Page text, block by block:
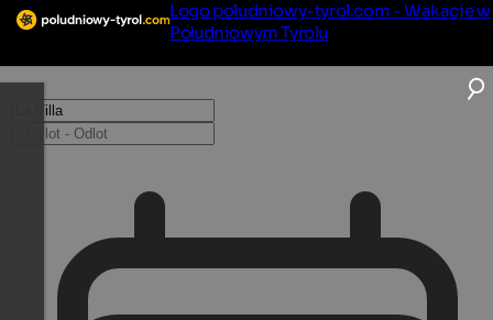
Logo poludniowy-tyrol.com - Wakacje w
Południowym Tyrolu